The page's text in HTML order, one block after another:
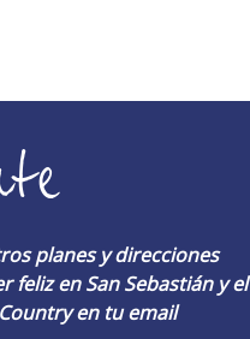
planes y direcciones
feliz en San Sebastián y el
en tu email